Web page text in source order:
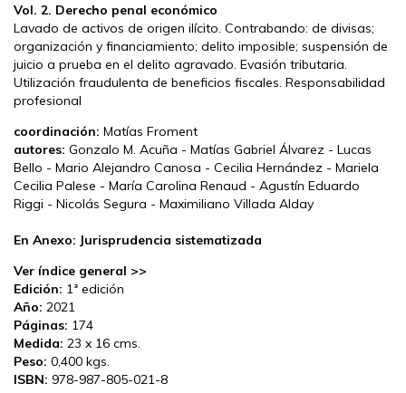
Vol. 2. Derecho penal económico
Lavado de activos de origen ilícito. Contrabando: de divisas;
organización y financiamiento; delito imposible; suspensión de
juicio a prueba en el delito agravado. Evasión tributaria.
Utilización fraudulenta de beneficios fiscales. Responsabilidad
profesional
coordinación: Matías Froment
autores: Gonzalo M. Acuña - Matías Gabriel Álvarez - Lucas
Bello - Mario Alejandro Canosa - Cecilia Hernández - Mariela
Cecilia Palese - María Carolina Renaud - Agustín Eduardo
Riggi - Nicolás Segura - Maximiliano Villada Alday
En Anexo: Jurisprudencia sistematizada
Ver índice general >>
Edición: 1ª edición
Año: 2021
Páginas: 174
Medida: 23 x 16 cms.
Peso: 0,400 kgs.
ISBN: 978-987-805-021-8